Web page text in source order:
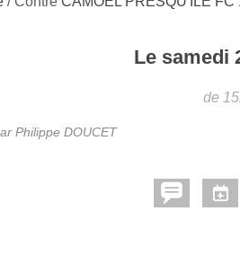
Le samedi
de
Philippe DOUCET